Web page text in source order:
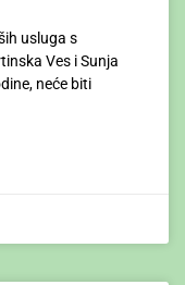
usluga s
Ves i Sunja
neće biti